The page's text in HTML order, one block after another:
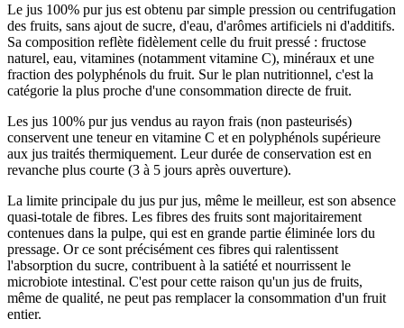
Le jus 100% pur jus est obtenu par simple pression ou centrifugation
des fruits, sans ajout de sucre, d'eau, d'arômes artificiels ni d'additifs.
Sa composition reflète fidèlement celle du fruit pressé : fructose
naturel, eau, vitamines (notamment vitamine C), minéraux et une
fraction des polyphénols du fruit. Sur le plan nutritionnel, c'est la
catégorie la plus proche d'une consommation directe de fruit.
Les jus 100% pur jus vendus au rayon frais (non pasteurisés)
conservent une teneur en vitamine C et en polyphénols supérieure
aux jus traités thermiquement. Leur durée de conservation est en
revanche plus courte (3 à 5 jours après ouverture).
La limite principale du jus pur jus, même le meilleur, est son absence
quasi-totale de fibres. Les fibres des fruits sont majoritairement
contenues dans la pulpe, qui est en grande partie éliminée lors du
pressage. Or ce sont précisément ces fibres qui ralentissent
l'absorption du sucre, contribuent à la satiété et nourrissent le
microbiote intestinal. C'est pour cette raison qu'un jus de fruits,
même de qualité, ne peut pas remplacer la consommation d'un fruit
entier.